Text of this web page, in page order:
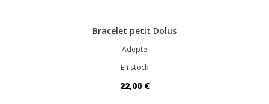
Bracelet petit Dolus
Adepte
En stock
22,00 €